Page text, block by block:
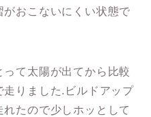
おこないにくい状態で
て太陽が出てから比較
りました.ビルドアップ
たので少しホッとして